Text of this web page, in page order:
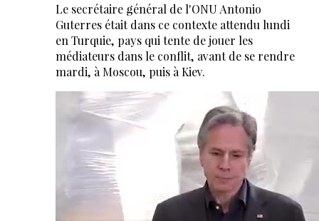
Le secrétaire général de l'ONU Antonio
Guterres était dans ce contexte attendu lundi
en Turquie, pays qui tente de jouer les
médiateurs dans le conflit, avant de se rendre
mardi, à Moscou, puis à Kiev.